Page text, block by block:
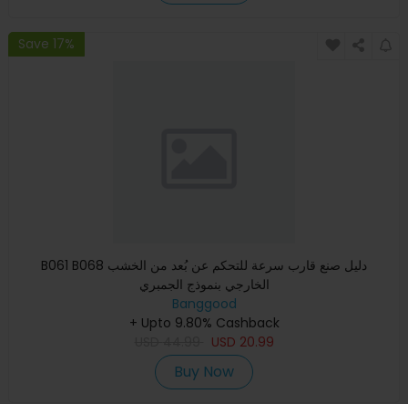
Save 17%
B061 B068 دليل صنع قارب سرعة للتحكم عن بُعد من الخشب
الخارجي بنموذج الجمبري
Banggood
+ Upto 9.80% Cashback
USD 20.99
Buy Now